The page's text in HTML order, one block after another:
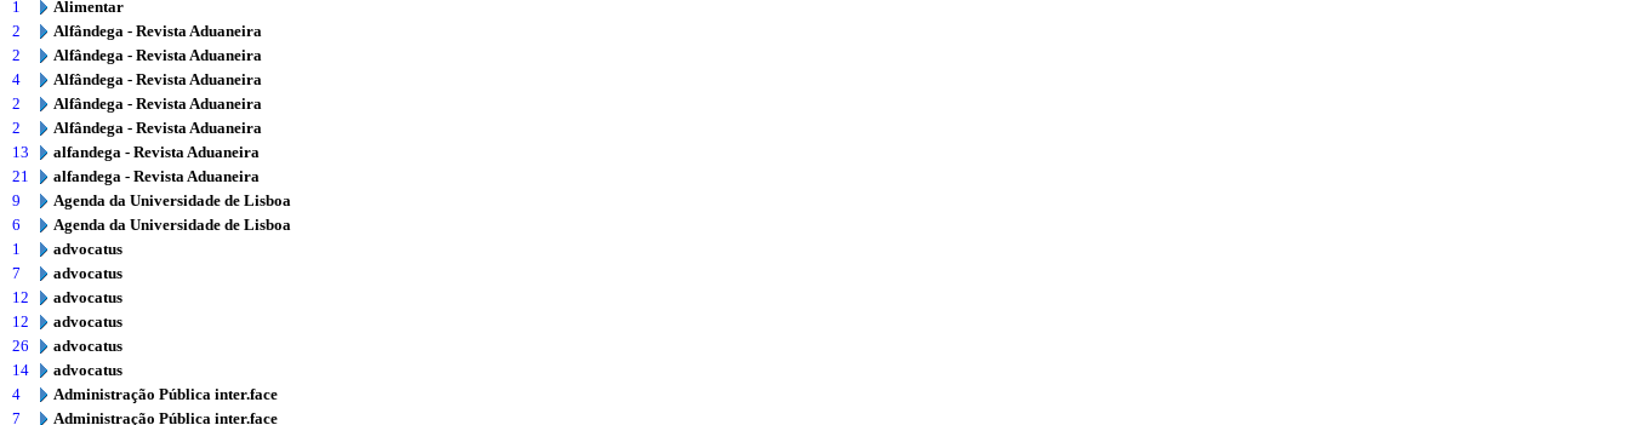
1
Alimentar
2
Alfândega - Revista Aduaneira
2
Alfândega - Revista Aduaneira
4
Alfândega - Revista Aduaneira
2
Alfândega - Revista Aduaneira
2
Alfândega - Revista Aduaneira
13
alfandega - Revista Aduaneira
21
alfandega - Revista Aduaneira
9
Agenda da Universidade de Lisboa
6
Agenda da Universidade de Lisboa
1
advocatus
7
advocatus
12
advocatus
12
advocatus
26
advocatus
14
advocatus
4
Administração Pública inter.face
7
Administração Pública inter.face